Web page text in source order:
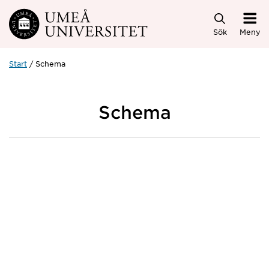
Hoppa direkt till innehållet
Sök Meny
Start Schema
Schema